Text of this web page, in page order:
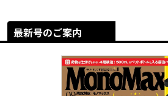
最新号のご案内